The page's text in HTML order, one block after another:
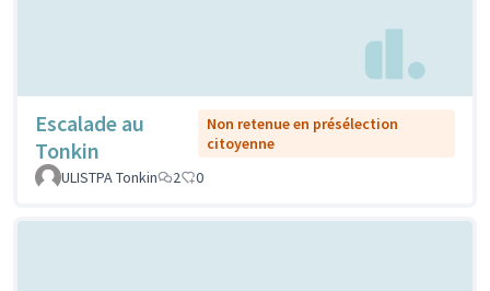
Escalade au
Tonkin
Non retenue en présélection
citoyenne
ULISTPA Tonkin
2 0